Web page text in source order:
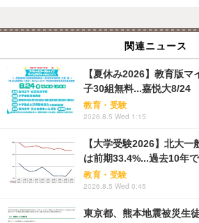
関連ニュース
【夏休み2026】教育版
子30組無料...嘉悦大8/24
教育・受験
2026.8.5 Wed 1:15
【大学受験2026】北大
は前期33.4%...過去10年
教育・受験
2026.8.5 Wed 0:45
東京都、熊本地震被災生